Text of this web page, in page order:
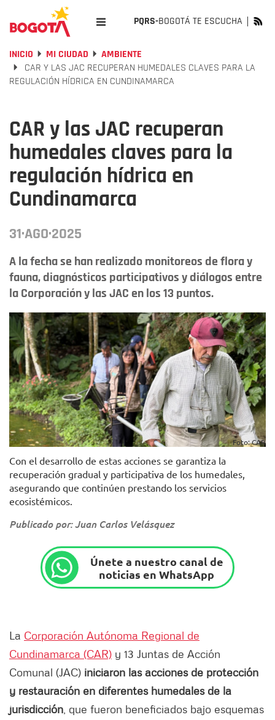
PQRS-BOGOTÁ TE ESCUCHA
INICIO MI CIUDAD
AMBIENTE
CAR Y LAS JAC RECUPERAN HUMEDALES CLAVES PARA LA
REGULACIÓN HÍDRICA EN CUNDINAMARCA
CAR y las JAC recuperan
humedales claves para la
regulación hídrica en
Cundinamarca
31·AGO·2025
A la fecha se han realizado monitoreos de flora y
fauna, diagnósticos participativos y diálogos entre
la Corporación y las JAC en los 13 puntos.
Foto: CAR
Con el desarrollo de estas acciones se garantiza la
recuperación gradual y participativa de los humedales,
asegurando que continúen prestando los servicios
ecosistémicos.
Publicado por: Juan Carlos Velásquez
Únete a nuestro canal de
noticias en WhatsApp
La Corporación Autónoma Regional de
Cundinamarca (CAR) y 13 Juntas de Acción
Comunal (JAC) iniciaron las acciones de protección
y restauración en diferentes humedales de la
jurisdicción , que fueron beneficiados bajo esquemas